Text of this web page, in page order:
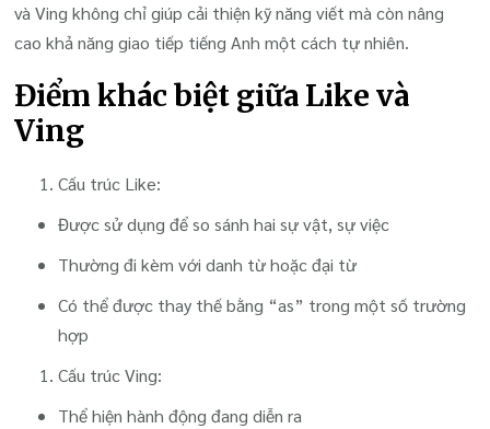
và Ving không chỉ giúp cải thiện kỹ năng viết mà còn nâng
cao khả năng giao tiếp tiếng Anh một cách tự nhiên.
Điểm khác biệt giữa Like và
Ving
Cấu trúc Like:
Được sử dụng để so sánh hai sự vật, sự việc
Thường đi kèm với danh từ hoặc đại từ
Có thể được thay thế bằng “as” trong một số trường
hợp
Cấu trúc Ving:
Thể hiện hành động đang diễn ra